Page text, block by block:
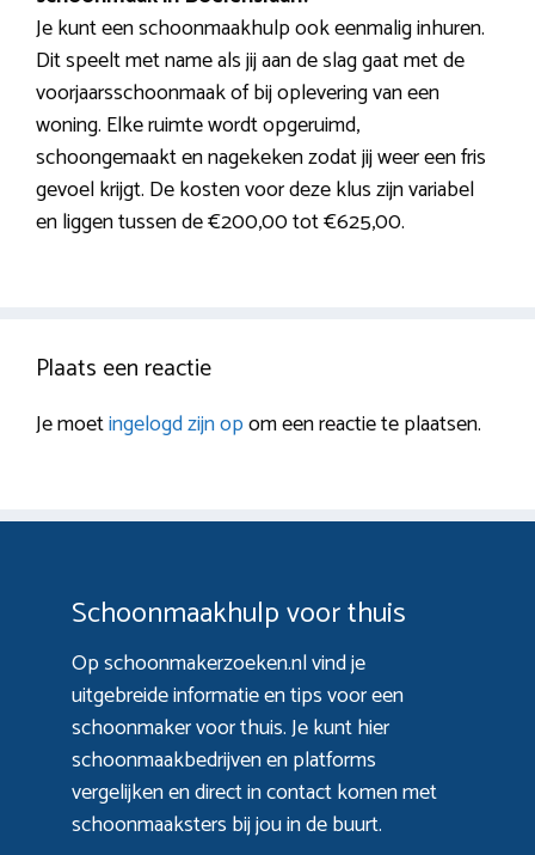
Je kunt een schoonmaakhulp ook eenmalig inhuren.
Dit speelt met name als jij aan de slag gaat met de
voorjaarsschoonmaak of bij oplevering van een
woning. Elke ruimte wordt opgeruimd,
schoongemaakt en nagekeken zodat jij weer een fris
gevoel krijgt. De kosten voor deze klus zijn variabel
en liggen tussen de €200,00 tot €625,00.
Plaats een reactie
Je moetingelogd zijn opom een reactie te plaatsen.
Schoonmaakhulp voor thuis
Op schoonmakerzoeken.nl vind je
uitgebreide informatie en tips voor een
schoonmaker voor thuis. Je kunt hier
schoonmaakbedrijven en platforms
vergelijken en direct in contact komen met
schoonmaaksters bij jou in de buurt.